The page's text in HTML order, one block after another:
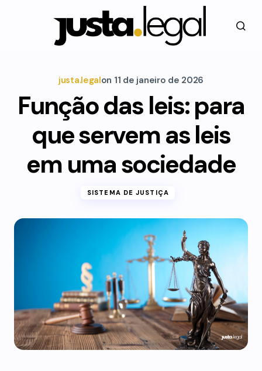
justa.legalon 11 de janeiro de 2026
Função das leis: para
que servem as leis
em uma sociedade
SISTEMA DE JUSTIÇA